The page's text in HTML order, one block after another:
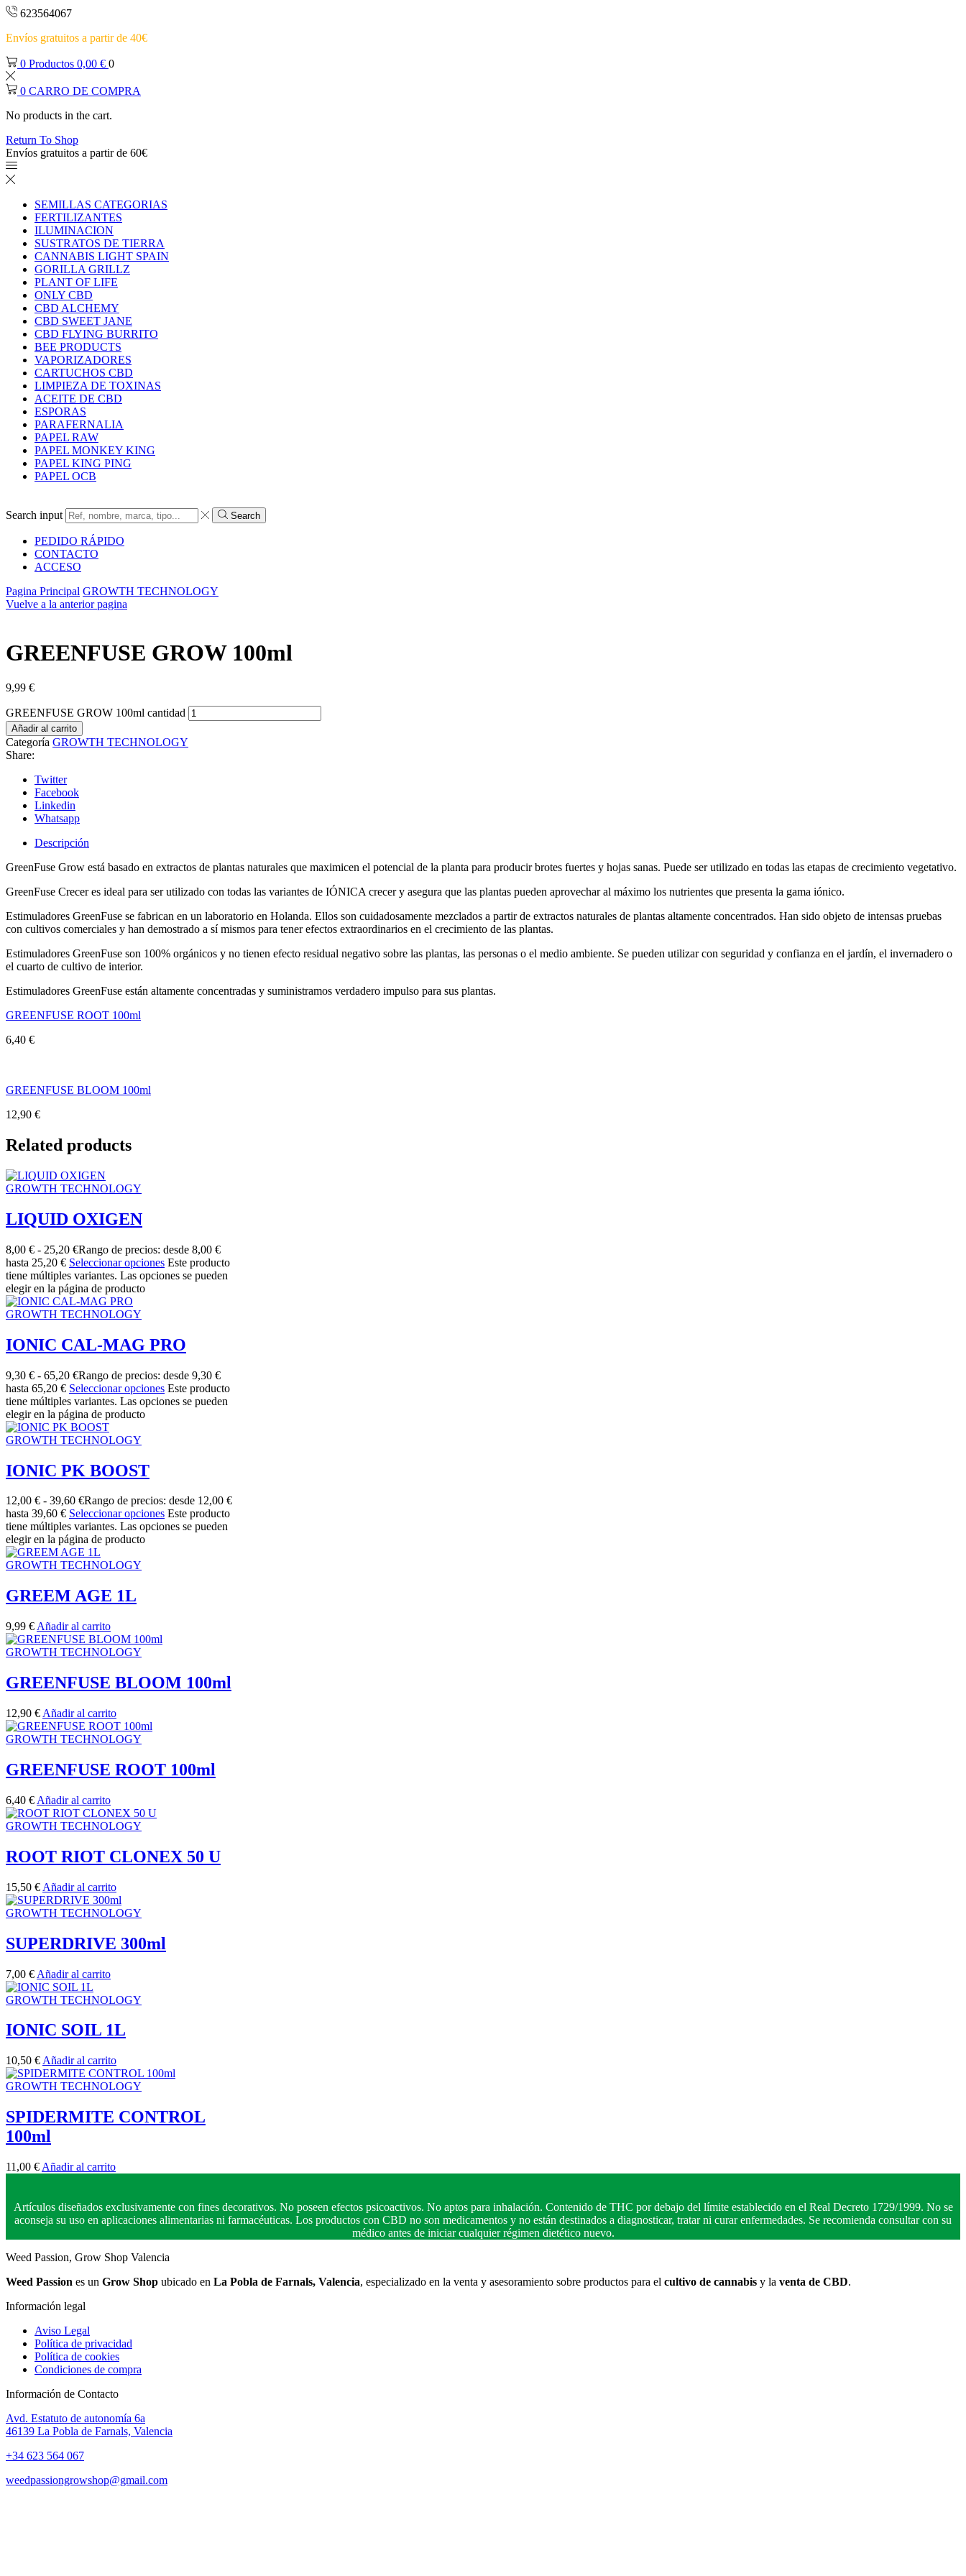
623564067
Envíos gratuitos a partir de 40€
0 Productos 0,00 € 0
0 CARRO DE COMPRA
No products in the cart.
Return To Shop
Envíos gratuitos a partir de 60€
SEMILLAS CATEGORIAS
FERTILIZANTES
ILUMINACION
SUSTRATOS DE TIERRA
CANNABIS LIGHT SPAIN
GORILLA GRILLZ
PLANT OF LIFE
ONLY CBD
CBD ALCHEMY
CBD SWEET JANE
CBD FLYING BURRITO
BEE PRODUCTS
VAPORIZADORES
CARTUCHOS CBD
LIMPIEZA DE TOXINAS
ACEITE DE CBD
ESPORAS
PARAFERNALIA
PAPEL RAW
PAPEL MONKEY KING
PAPEL KING PING
PAPEL OCB
Search input Search
PEDIDO RÁPIDO
CONTACTO
ACCESO
Pagina Principal GROWTH TECHNOLOGY
Vuelve a la anterior pagina
GREENFUSE GROW 100ml
9,99 €
GREENFUSE GROW 100ml cantidad
Añadir al carrito
Categoría GROWTH TECHNOLOGY
Share:
Twitter
Facebook
Linkedin
Whatsapp
Descripción
GreenFuse Grow está basado en extractos de plantas naturales que maximicen el potencial de la planta para producir brotes fuertes y hojas sanas. Puede ser utilizado en todas las etapas de crecimiento vegetativo.
GreenFuse Crecer es ideal para ser utilizado con todas las variantes de IÓNICA crecer y asegura que las plantas pueden aprovechar al máximo los nutrientes que presenta la gama iónico.
Estimuladores GreenFuse se fabrican en un laboratorio en Holanda. Ellos son cuidadosamente mezclados a partir de extractos naturales de plantas altamente concentrados. Han sido objeto de intensas pruebas
con cultivos comerciales y han demostrado a sí mismos para tener efectos extraordinarios en el crecimiento de las plantas.
Estimuladores GreenFuse son 100% orgánicos y no tienen efecto residual negativo sobre las plantas, las personas o el medio ambiente. Se pueden utilizar con seguridad y confianza en el jardín, el invernadero o
el cuarto de cultivo de interior.
Estimuladores GreenFuse están altamente concentradas y suministramos verdadero impulso para sus plantas.
GREENFUSE ROOT 100ml
6,40 €
GREENFUSE BLOOM 100ml
12,90 €
Related products
GROWTH TECHNOLOGY
LIQUID OXIGEN
8,00 € - 25,20 €Rango de precios: desde 8,00 €
hasta 25,20 € Seleccionar opciones Este producto
tiene múltiples variantes. Las opciones se pueden
elegir en la página de producto
GROWTH TECHNOLOGY
IONIC CAL-MAG PRO
9,30 € - 65,20 €Rango de precios: desde 9,30 €
hasta 65,20 € Seleccionar opciones Este producto
tiene múltiples variantes. Las opciones se pueden
elegir en la página de producto
GROWTH TECHNOLOGY
IONIC PK BOOST
12,00 € - 39,60 €Rango de precios: desde 12,00 €
hasta 39,60 € Seleccionar opciones Este producto
tiene múltiples variantes. Las opciones se pueden
elegir en la página de producto
GROWTH TECHNOLOGY
GREEM AGE 1L
9,99 € Añadir al carrito
GROWTH TECHNOLOGY
GREENFUSE BLOOM 100ml
12,90 € Añadir al carrito
GROWTH TECHNOLOGY
GREENFUSE ROOT 100ml
6,40 € Añadir al carrito
GROWTH TECHNOLOGY
ROOT RIOT CLONEX 50 U
15,50 € Añadir al carrito
GROWTH TECHNOLOGY
SUPERDRIVE 300ml
7,00 € Añadir al carrito
GROWTH TECHNOLOGY
IONIC SOIL 1L
10,50 € Añadir al carrito
GROWTH TECHNOLOGY
SPIDERMITE CONTROL
100ml
11,00 € Añadir al carrito
Artículos diseñados exclusivamente con fines decorativos. No poseen efectos psicoactivos. No aptos para inhalación. Contenido de THC por debajo del límite establecido en el Real Decreto 1729/1999. No se
aconseja su uso en aplicaciones alimentarias ni farmacéuticas. Los productos con CBD no son medicamentos y no están destinados a diagnosticar, tratar ni curar enfermedades. Se recomienda consultar con su
médico antes de iniciar cualquier régimen dietético nuevo.
Weed Passion, Grow Shop Valencia
Weed Passion es un Grow Shop ubicado en La Pobla de Farnals, Valencia, especializado en la venta y asesoramiento sobre productos para el cultivo de cannabis y la venta de CBD.
Información legal
Aviso Legal
Política de privacidad
Política de cookies
Condiciones de compra
Información de Contacto
Avd. Estatuto de autonomía 6a
46139 La Pobla de Farnals, Valencia
+34 623 564 067
weedpassiongrowshop@gmail.com